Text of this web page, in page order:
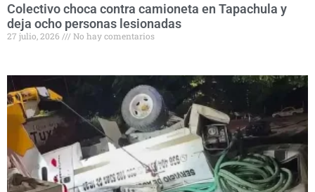
Colectivo choca contra camioneta en Tapachula y
deja ocho personas lesionadas
27 julio, 2026 No hay comentarios